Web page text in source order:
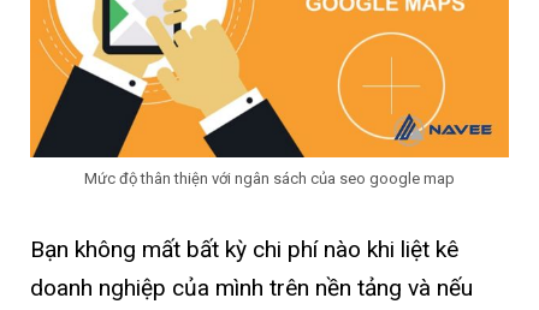
Mức độ thân thiện với ngân sách của seo google map
Bạn không mất bất kỳ chi phí nào khi liệt kê
doanh nghiệp của mình trên nền tảng và nếu